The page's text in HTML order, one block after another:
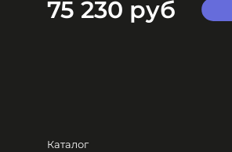
75 230 руб
Каталог